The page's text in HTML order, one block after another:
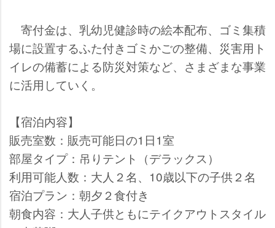
寄付金は、乳幼児健診時の絵本配布、ゴミ集積
場に設置するふた付きゴミかごの整備、災害用ト
イレの備蓄による防災対策など、さまざまな事業
に活用していく。
【宿泊内容】
販売室数：販売可能日の1日1室
部屋タイプ：吊りテント（デラックス）
利用可能人数：大人２名、10歳以下の子供２名
宿泊プラン：朝夕２食付き
朝食内容：大人子供ともにテイクアウトスタイル